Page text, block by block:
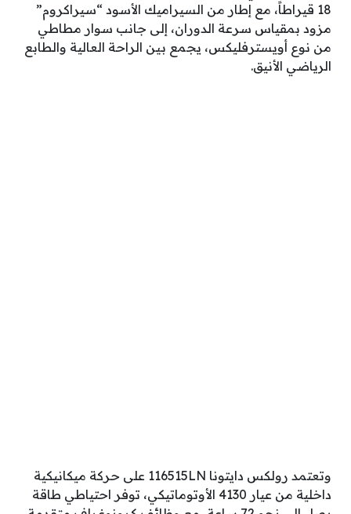
18 قيراطاً، مع إطار من السيراميك الأسود “سيراكروم”
مزود بمقياس سرعة الدوران، إلى جانب سوار مطاطي
من نوع أويسترفليكس، يجمع بين الراحة العالية والطابع
الرياضي الأنيق.
وتعتمد رولكس دايتونا 116515LN على حركة ميكانيكية
داخلية من عيار 4130 الأوتوماتيكي، توفر احتياطي طاقة